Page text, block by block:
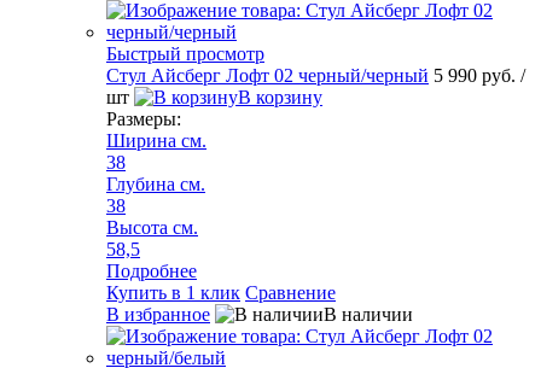
Быстрый просмотр
Стул Айсберг Лофт 02 черный/черный 5 990 руб. /
шт
В корзину
Размеры:
Ширина см.
38
Глубина см.
38
Высота см.
58,5
Подробнее
Купить в 1 клик Сравнение
В избранное
В наличии